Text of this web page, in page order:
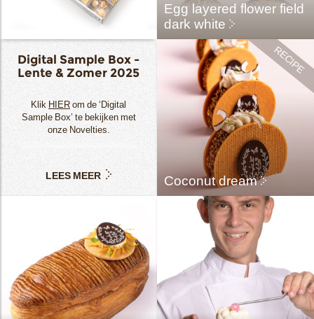
Digital Sample Box -
Lente & Zomer 2025
Klik HIER om de ‘Digital
Sample Box’ te bekijken met
onze Novelties.
LEES MEER
Egg layered flower field
dark white
Coconut dream